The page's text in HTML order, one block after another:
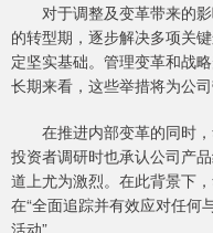
对于调整及变革带来的影
的转型期，逐步解决多项关
定坚实基础。管理变革和战
长期来看，这些举措将为公
在推进内部变革的同时，
投资者调研时也承认公司产
道上尤为激烈。在此背景下
在“全面追踪并有效应对任何